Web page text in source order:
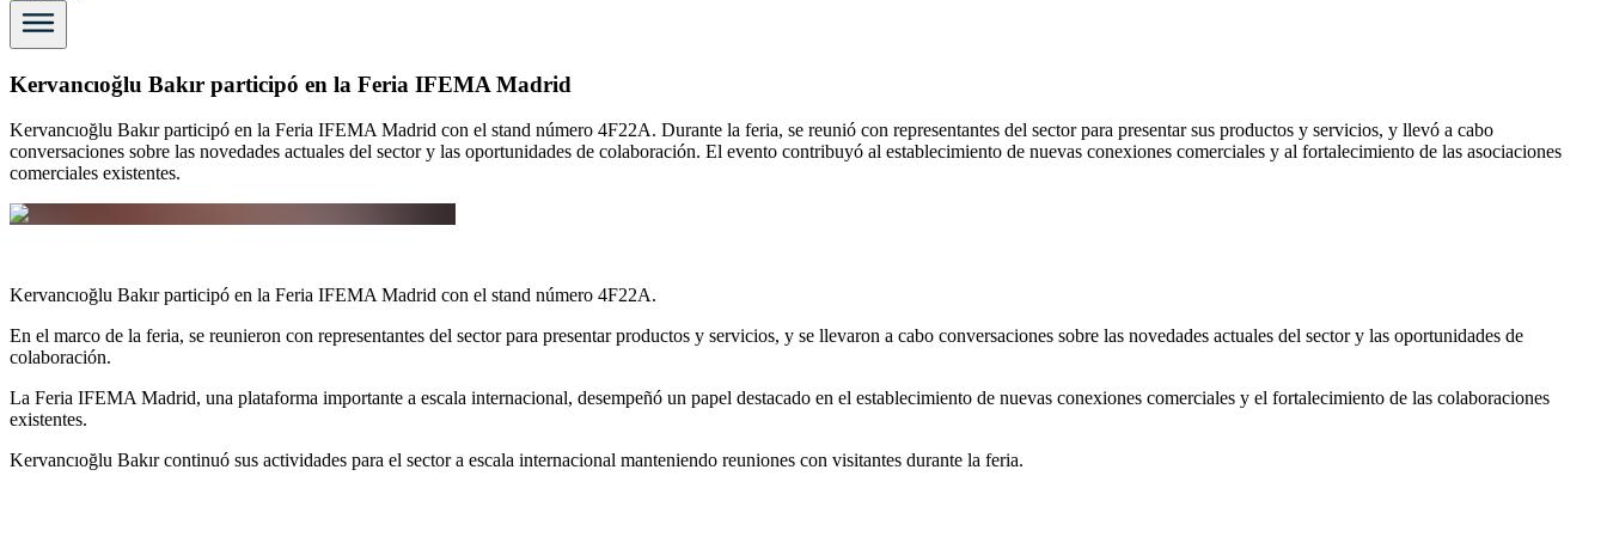
Kervancıoğlu Bakır participó en la Feria IFEMA Madrid
Kervancıoğlu Bakır participó en la Feria IFEMA Madrid con el stand número 4F22A. Durante la feria, se reunió con representantes del sector para presentar sus productos y servicios, y llevó a cabo
conversaciones sobre las novedades actuales del sector y las oportunidades de colaboración. El evento contribuyó al establecimiento de nuevas conexiones comerciales y al fortalecimiento de las asociaciones
comerciales existentes.
Kervancıoğlu Bakır participó en la Feria IFEMA Madrid con el stand número 4F22A.
En el marco de la feria, se reunieron con representantes del sector para presentar productos y servicios, y se llevaron a cabo conversaciones sobre las novedades actuales del sector y las oportunidades de
colaboración.
La Feria IFEMA Madrid, una plataforma importante a escala internacional, desempeñó un papel destacado en el establecimiento de nuevas conexiones comerciales y el fortalecimiento de las colaboraciones
existentes.
Kervancıoğlu Bakır continuó sus actividades para el sector a escala internacional manteniendo reuniones con visitantes durante la feria.